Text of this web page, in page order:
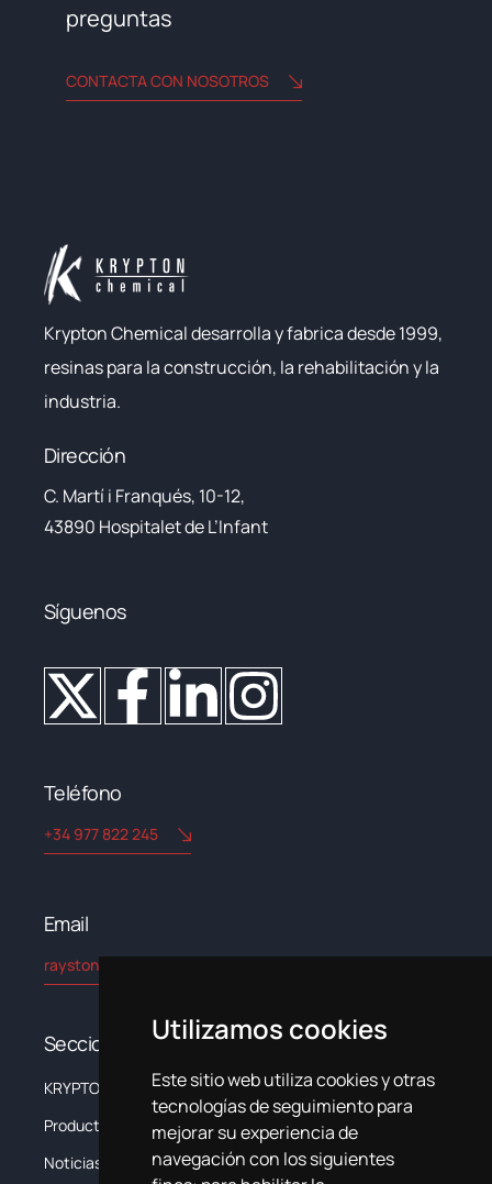
Utilizamos cookies
Este sitio web utiliza cookies y otras
tecnologías de seguimiento para
mejorar su experiencia de
navegación con los siguientes
preguntas
CONTACTA CON NOSOTROS
Krypton Chemical desarrolla y fabrica desde 1999,
resinas para la construcción, la rehabilitación y la
industria.
Dirección
C. Martí i Franqués, 10-12,
43890 Hospitalet de L’Infant
Síguenos
Teléfono
+34 977 822 245
Email​
rayston@kryptonchemical.com
Secciones
KRYPTON
La Empresa
Productos
Sistemas
Noticias
Formación